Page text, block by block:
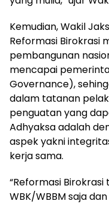
Kemudian, Wakil
Reformasi Birokrasi
pembangunan
mencapai
Governance),
dalam tatanan
penguatan yang
Adhyaksa adalah
aspek yakni
kerja sama.
“Reformasi
WBK/WBBM saja